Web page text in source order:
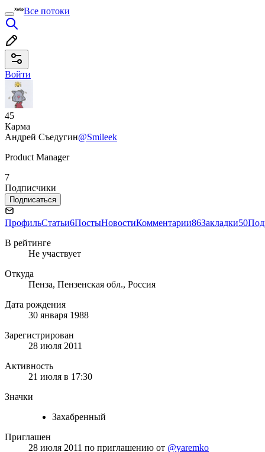
Все потоки
Войти
45
Карма
Андрей Съедугин@Smileek
Product Manager
7
Подписчики
Подписаться
ПрофильСтатьи6ПостыНовостиКомментарии86Закладки50
В рейтинге
Не участвует
Откуда
Пенза, Пензенская обл., Россия
Дата рождения
30 января 1988
Зарегистрирован
28 июля 2011
Активность
21 июля в 17:30
Значки
Захабренный
Приглашен
28 июля 2011 по приглашению от @yaremko